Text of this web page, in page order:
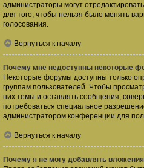
администраторы могут
для того, чтобы нельзя было менять
голосования.
Вернуться к началу
Почему мне недоступны некоторые
Некоторые форумы доступны только
группам пользователей. Чтобы
них темы и оставлять сообщения,
потребоваться специальное
администратором конференции для
Вернуться к началу
Почему я не могу добавлять